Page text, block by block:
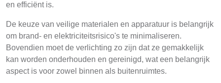
en efficiënt is.
De keuze van veilige materialen en apparatuur is belangrijk
om brand- en elektriciteitsrisico's te minimaliseren.
Bovendien moet de verlichting zo zijn dat ze gemakkelijk
kan worden onderhouden en gereinigd, wat een belangrijk
aspect is voor zowel binnen als buitenruimtes.